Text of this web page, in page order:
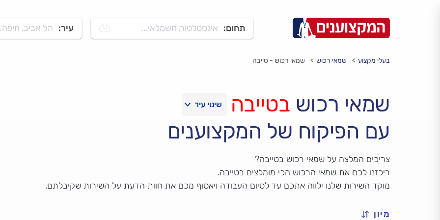
תחום: אינסטלטור, חשמלאי... עיר: תל אביב,
בעלי מקצוע שמאי רכוש שמאי רכוש - טייבה
שמאי רכוש בטייבה
עם הפיקוח של המקצוענים
צריכים המלצה על שמאי רכוש בטייבה?
ריכזנו לכם את שמאי הרכוש הכי מומלצים בטייבה.
מוקד השירות שלנו ילווה אתכם עד לסיום העבודה ויאסוף מכם את חוות הדעת על השירות שקיבלתם.
מיון